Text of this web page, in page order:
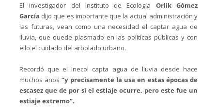
El investigador del Instituto de Ecología Orlik Gómez
García dijo que es importante que la actual administración y
las futuras, vean como una necesidad el captar agua de
lluvia, que quede plasmado en las políticas públicas y con
ello el cuidado del arbolado urbano.
Recordó que el Inecol capta agua de lluvia desde hace
muchos años“y precisamente la usa en estas épocas de
escasez que de por sí el estiaje ocurre, pero este fue un
estiaje extremo”.